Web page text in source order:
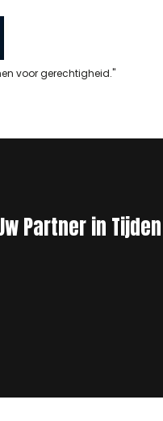
voor gerechtigheid."
Partner in Tijden